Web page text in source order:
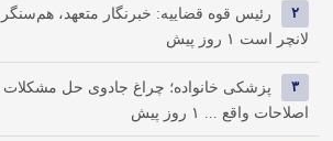
۲
رئیس قوه قضاییه: خبرنگار متعهد،
لانچر است ۱ روز پیش
۳
پزشکی خانواده؛ چراغ جادوی حل مشکلات
اصلاحات واقع ...
۱ روز پیش